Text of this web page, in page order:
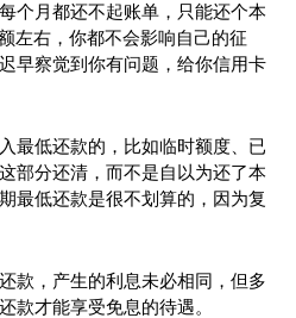
个月都还不起账单，只能还个本
左右，你都不会影响自己的征
早察觉到你有问题，给你信用卡
最低还款的，比如临时额度、已
部分还清，而不是自以为还了本
最低还款是很不划算的，因为复
款，产生的利息未必相同，但多
款才能享受免息的待遇。